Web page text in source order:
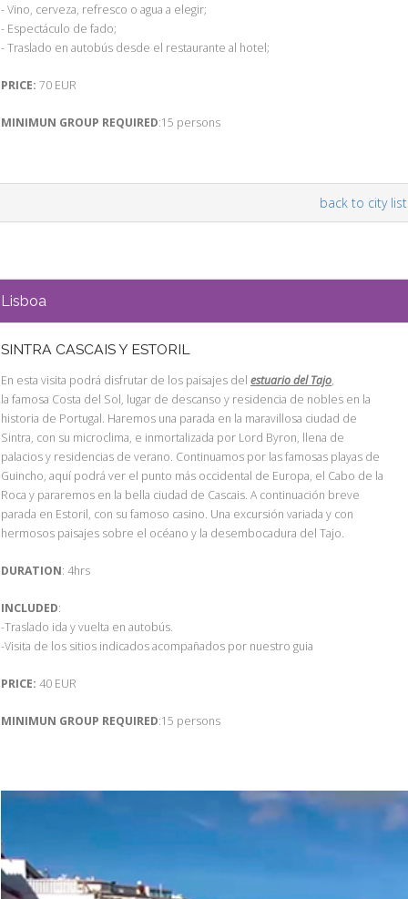
- Vino, cerveza, refresco o agua a elegir;
- Espectáculo de fado;
- Traslado en autobús desde el restaurante al hotel;
PRICE: 70 EUR
MINIMUN GROUP REQUIRED:15 persons
back to city list
Lisboa
SINTRA CASCAIS Y ESTORIL
En esta visita podrá disfrutar de los paisajes del estuario del Tajo,
la famosa Costa del Sol, lugar de descanso y residencia de nobles en la
historia de Portugal. Haremos una parada en la maravillosa ciudad de
Sintra, con su microclima, e inmortalizada por Lord Byron, llena de
palacios y residencias de verano. Continuamos por las famosas playas de
Guincho, aquí podrá ver el punto más occidental de Europa, el Cabo de la
Roca y pararemos en la bella ciudad de Cascais. A continuación breve
parada en Estoril, con su famoso casino. Una excursión variada y con
hermosos paisajes sobre el océano y la desembocadura del Tajo.
DURATION: 4hrs
INCLUDED:
-Traslado ida y vuelta en autobús.
-Visita de los sitios indicados acompañados por nuestro guia
PRICE: 40 EUR
MINIMUN GROUP REQUIRED:15 persons